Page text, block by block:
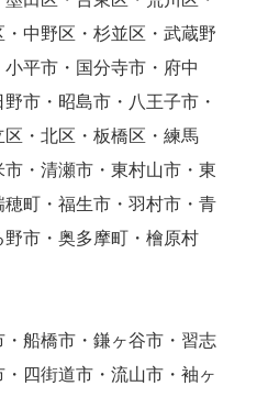
中野区・杉並区・武蔵野
平市・国分寺市・府中
市・昭島市・八王子市・
・北区・板橋区・練馬
・清瀬市・東村山市・東
町・福生市・羽村市・青
市・奥多摩町・檜原村
船橋市・鎌ヶ谷市・習志
四街道市・流山市・袖ヶ